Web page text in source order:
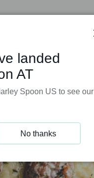
landed
AT
Spoon US to see our
No thanks